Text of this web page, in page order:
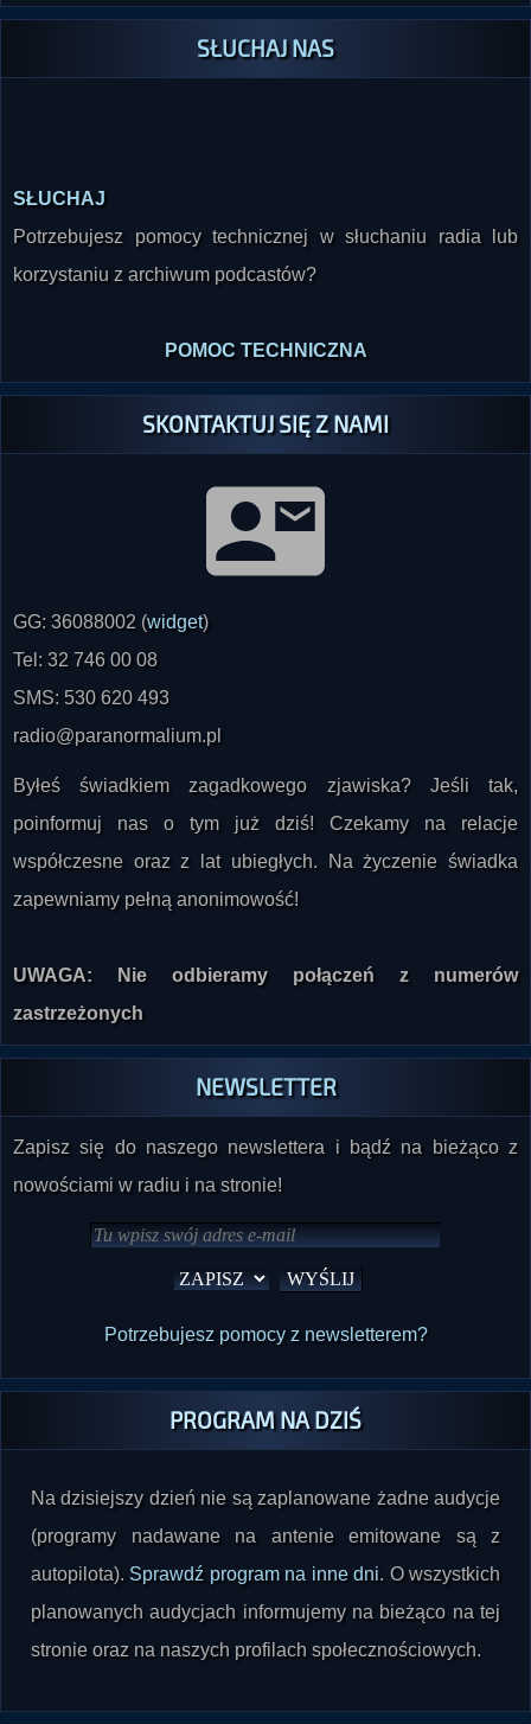
SŁUCHAJ NAS
Potrzebujesz pomocy technicznej w słuchaniu radia lub
korzystaniu z archiwum podcastów?
SKONTAKTUJ SIĘ Z NAMI
)
Tel: 32 746 00 08
SMS: 530 620 493
radio@paranormalium.pl
Byłeś świadkiem zagadkowego zjawiska? Jeśli tak,
poinformuj nas o tym już dziś! Czekamy na relacje
współczesne oraz z lat ubiegłych. Na życzenie świadka
zapewniamy pełną anonimowość!
zastrzeżonych
NEWSLETTER
Zapisz się do naszego newslettera i bądź na bieżąco z
nowościami w radiu i na stronie!
Potrzebujesz pomocy z newsletterem?
PROGRAM NA DZIŚ
Na dzisiejszy dzień nie są zaplanowane żadne audycje
(programy nadawane na antenie emitowane są z
autopilota).
Sprawdź program na inne dni. O wszystkich
planowanych audycjach informujemy na bieżąco na tej
stronie oraz na naszych profilach społecznościowych.